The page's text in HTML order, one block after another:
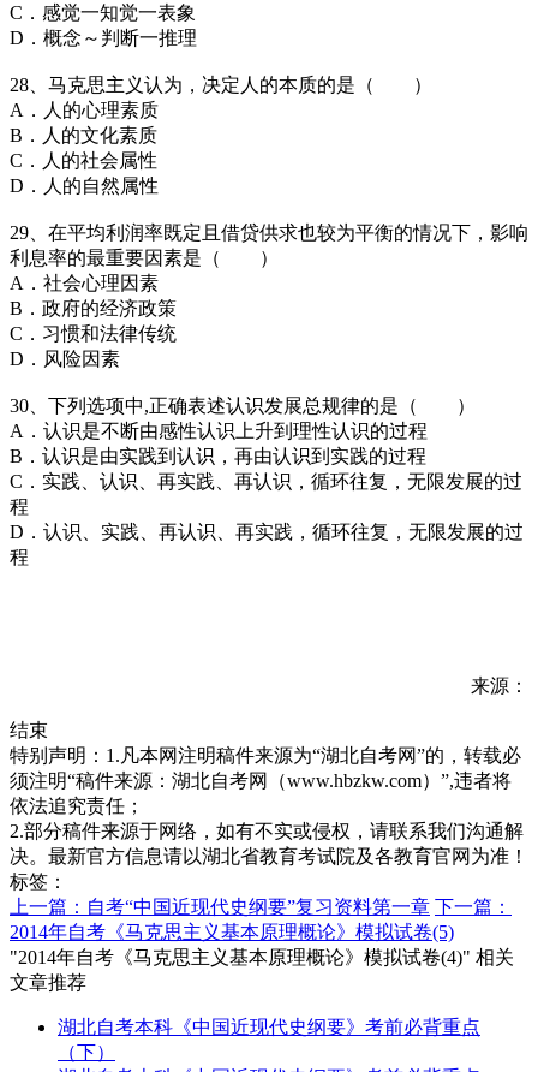
C．感觉一知觉一表象
D．概念～判断一推理
28、马克思主义认为，决定人的本质的是（ ）
A．人的心理素质
B．人的文化素质
C．人的社会属性
D．人的自然属性
29、在平均利润率既定且借贷供求也较为平衡的情况下，影响
利息率的最重要因素是（ ）
A．社会心理因素
B．政府的经济政策
C．习惯和法律传统
D．风险因素
30、下列选项中,正确表述认识发展总规律的是（ ）
A．认识是不断由感性认识上升到理性认识的过程
B．认识是由实践到认识，再由认识到实践的过程
C．实践、认识、再实践、再认识，循环往复，无限发展的过
程
D．认识、实践、再认识、再实践，循环往复，无限发展的过
程
来源：
结束
特别声明：1.凡本网注明稿件来源为“湖北自考网”的，转载必
须注明“稿件来源：湖北自考网（www.hbzkw.com）”,违者将
依法追究责任；
2.部分稿件来源于网络，如有不实或侵权，请联系我们沟通解
决。最新官方信息请以湖北省教育考试院及各教育官网为准！
标签：
上一篇：自考“中国近现代史纲要”复习资料第一章 下一篇：
2014年自考《马克思主义基本原理概论》模拟试卷(5)
"2014年自考《马克思主义基本原理概论》模拟试卷(4)" 相关
文章推荐
湖北自考本科《中国近现代史纲要》考前必背重点
（下）